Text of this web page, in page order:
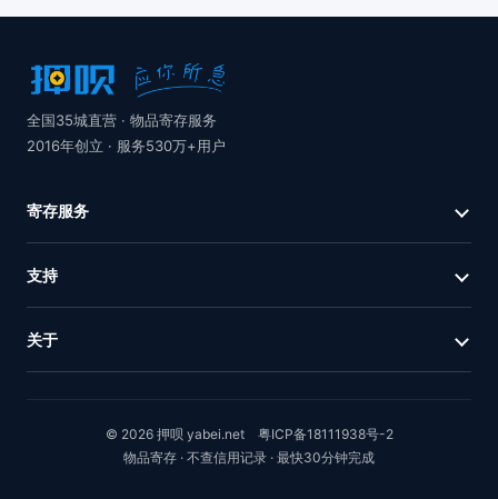
全国35城直营 · 物品寄存服务
2016年创立 · 服务530万+用户
寄存服务
支持
关于
© 2026 押呗 yabei.net 粤ICP备18111938号-2
物品寄存 · 不查信用记录 · 最快30分钟完成